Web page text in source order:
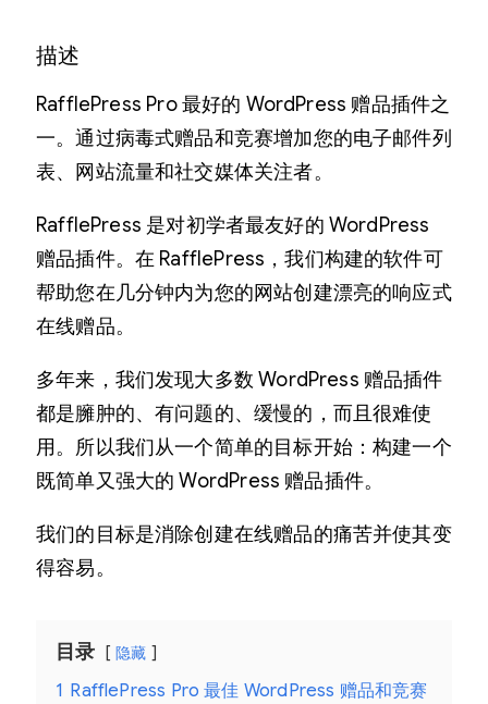
描述
RafflePress Pro 最好的 WordPress 赠品插件之
一。通过病毒式赠品和竞赛增加您的电子邮件列
表、网站流量和社交媒体关注者。
RafflePress 是对初学者最友好的 WordPress
赠品插件。在 RafflePress，我们构建的软件可
帮助您在几分钟内为您的网站创建漂亮的响应式
在线赠品。
多年来，我们发现大多数 WordPress 赠品插件
都是臃肿的、有问题的、缓慢的，而且很难使
用。所以我们从一个简单的目标开始：构建一个
既简单又强大的 WordPress 赠品插件。
我们的目标是消除创建在线赠品的痛苦并使其变
得容易。
目录 隐藏
1 RafflePress Pro 最佳 WordPress 赠品和竞赛